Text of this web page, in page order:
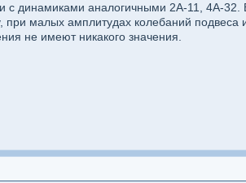
с динамиками аналогичными 2А-11, 4А-
при малых амплитудах колебаний
не имеют никакого значения.